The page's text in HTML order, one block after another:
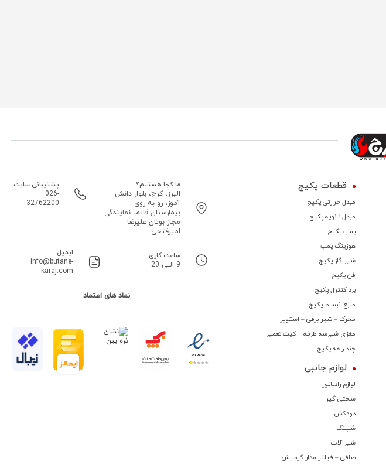
قطعات پکیج
مبدل حرارتی پکیج
مبدل ثانویه پکیج
پمپ پکیج
هوزینگ پمپ
شیر گاز پکیج
فن پکیج
برد کنترل پکیج
منبع انبساط پکیج
محرک – شیر برقی – استوپر
مغزی شیرسه طرفه – کیت تعمیر
چند راهه پکیج
لوازم جانبی
لوازم رادیاتور
سختی گیر
دودکش
شیلنگ
شیرآلات
صافی – فیلتر مدار گرمایش
ما کجا هستیم؟
البرز، کرج، بلوار دانش
آموز، رو به روی
بیمارستان قائم، نمایندگی
مجاز بوتان علیرضا
امیرفتحی
پشتیبانی سایت
026-
32762200
ساعت کاری
9 الــی 20
ایمیل
info@butane-
karaj.com
نماد های اعتماد